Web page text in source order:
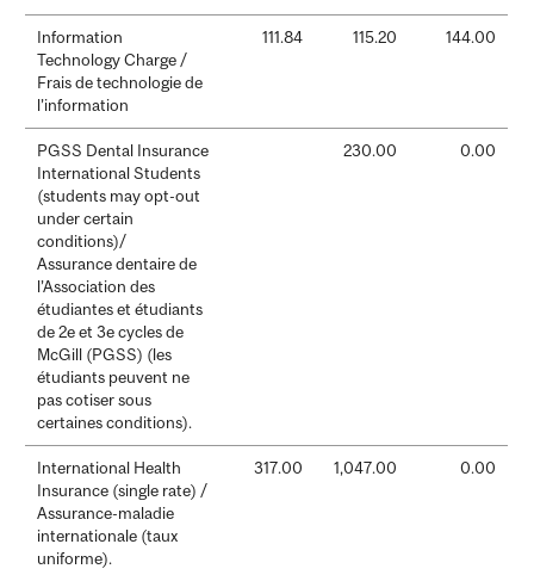
Information
Technology Charge /
Frais de technologie de
l’information
111.84 115.20 144.00
PGSS Dental Insurance
International Students
(students may opt-out
under certain
conditions)/
Assurance dentaire de
l’Association des
étudiantes et étudiants
de 2e et 3e cycles de
McGill (PGSS) (les
étudiants peuvent ne
pas cotiser sous
certaines conditions).
230.00 0.00
International Health
Insurance (single rate) /
Assurance-maladie
internationale (taux
uniforme).
317.00 1,047.00 0.00